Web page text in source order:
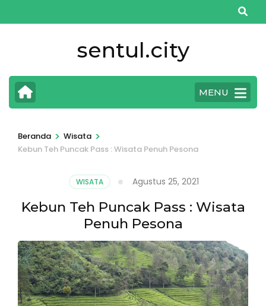
ke
Enter)
sentul.city
MENU
Beranda > Wisata >
Kebun Teh Puncak Pass : Wisata Penuh Pesona
WISATA Agustus 25, 2021
Kebun Teh Puncak Pass : Wisata
Penuh Pesona